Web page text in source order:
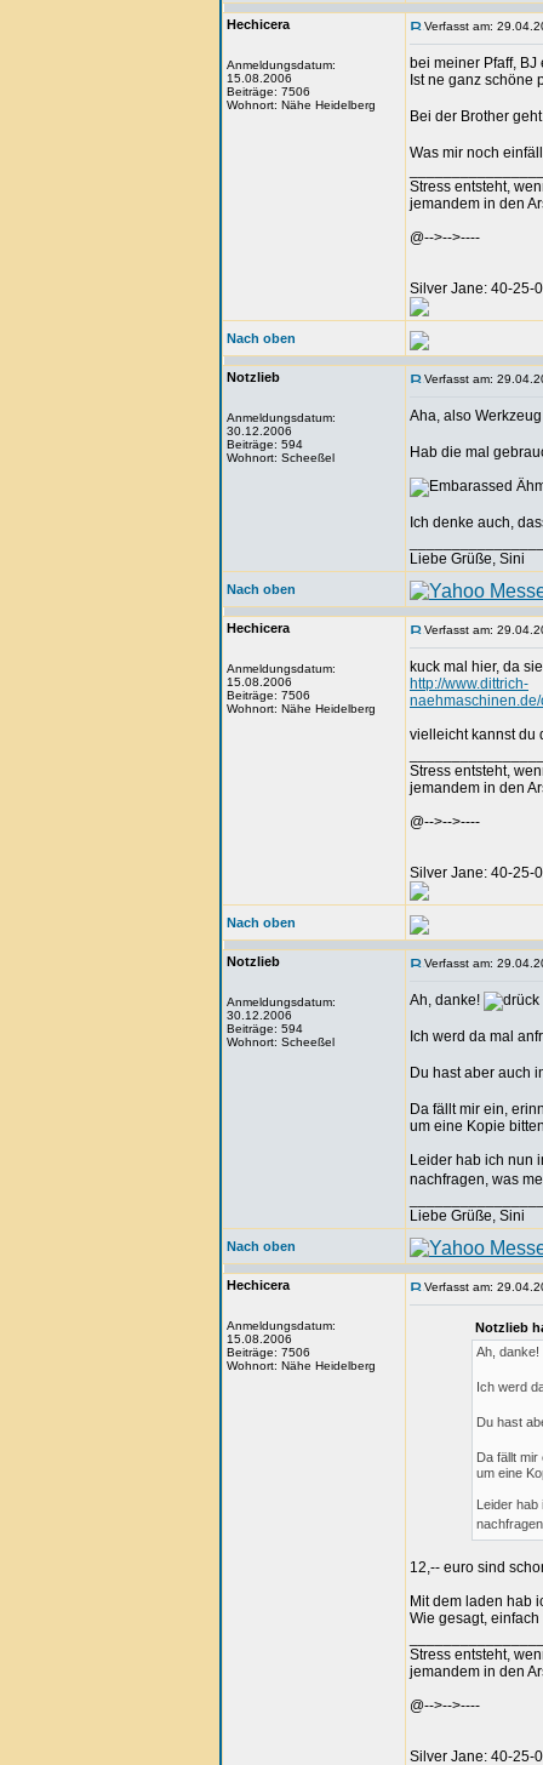
Hechicera
Anmeldungsdatum:
15.08.2006
Beiträge: 7506
Wohnort: Nähe Heidelberg
Verfasst am:
bei meiner Pfaff,
Ist ne ganz schöne
Bei der Brother
Was mir noch
Stress entsteht,
jemandem in den
@-->-->----
Silver Jane: 40-25-
Nach oben
Notzlieb
Anmeldungsdatum:
30.12.2006
Beiträge: 594
Wohnort: Scheeßel
Verfasst am:
Aha, also
Hab die mal
Ich denke auch,
Liebe Grüße, Sini
Nach oben
Hechicera
Anmeldungsdatum:
15.08.2006
Beiträge: 7506
Wohnort: Nähe Heidelberg
Verfasst am:
kuck mal hier, da
http://www.dittrich-
vielleicht kannst du
Stress entsteht,
jemandem in den
@-->-->----
Silver Jane: 40-25-
Nach oben
Notzlieb
Anmeldungsdatum:
30.12.2006
Beiträge: 594
Wohnort: Scheeßel
Verfasst am:
Ah, danke!
Ich werd da mal
Du hast aber auch
Da fällt mir ein,
um eine Kopie
Leider hab ich nun
nachfragen, was
Liebe Grüße, Sini
Nach oben
Hechicera
Anmeldungsdatum:
15.08.2006
Beiträge: 7506
Wohnort: Nähe Heidelberg
Verfasst am:
Notzlieb
Ah, danke!
Ich werd
Du hast
Da fällt
um eine
Leider
12,-- euro sind
Mit dem laden hab
Wie gesagt,
Stress entsteht,
jemandem in den
@-->-->----
Silver Jane: 40-25-